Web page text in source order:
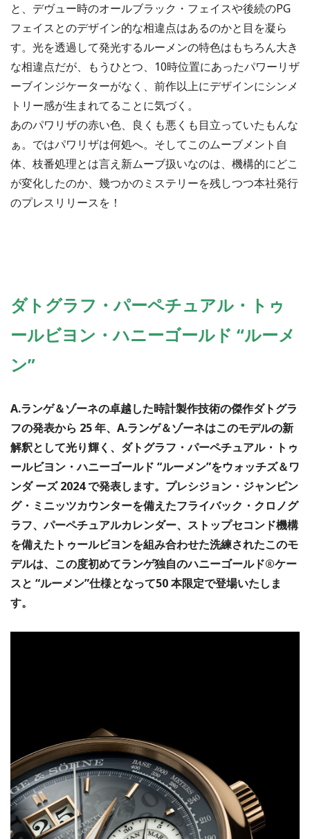
と、デヴュー時のオールブラック・フェイスや後続のPG
フェイスとのデザイン的な相違点はあるのかと目を凝ら
す。光を透過して発光するルーメンの特色はもちろん大き
な相違点だが、もうひとつ、10時位置にあったパワーリザ
ーブインジケーターがなく、前作以上にデザインにシンメ
トリー感が生まれてることに気づく。
あのパワリザの赤い色、良くも悪くも目立っていたもんな
ぁ。ではパワリザは何処へ。そしてこのムーブメント自
体、枝番処理とは言え新ムーブ扱いなのは、機構的にどこ
が変化したのか、幾つかのミステリーを残しつつ本社発行
のプレスリリースを！
ダトグラフ・パーペチュアル・トゥ
ールビヨン・ハニーゴールド “ルーメ
ン”
A.ランゲ＆ゾーネの卓越した時計製作技術の傑作ダトグラ
フの発表から 25 年、A.ランゲ＆ゾーネはこのモデルの新
解釈として光り輝く、ダトグラフ・パーペチュアル・トゥ
ールビヨン・ハニーゴールド “ルーメン”をウォッチズ＆ワ
ンダ ーズ 2024 で発表します。プレシジョン・ジャンピン
グ・ミニッツカウンターを備えたフライバック・クロノグ
ラフ、パーペチュアルカレンダー、ストップセコンド機構
を備えたトゥールビヨンを組み合わせた洗練されたこのモ
デルは、この度初めてランゲ独自のハニーゴールド®ケー
スと “ルーメン”仕様となって50 本限定で登場いたしま
す。